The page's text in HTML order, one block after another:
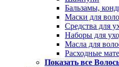
Бальзамы,
Маски для
Средства для
Наборы для
Масла для
Расходные
Показать все